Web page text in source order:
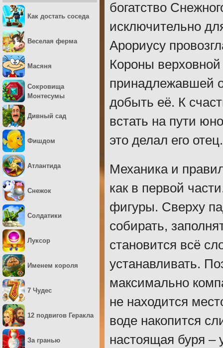
богатство
исключительно
Арориусу
Короны
принадлежавшей
добыть её. К
встать на пути
это делал его отец.
Механика и
как в первой
фигуры. Сверху
собирать,
становится всё
устанавливать.
максимально
не находится
воде накопится
настоящая буря –
Как достать соседа
Веселая ферма
Масяня
Сокровища
Монтесумы
Дивный сад
Фишдом
Атлантида
Снежок
Солдатики
Луксор
Именем короля
7 Чудес
12 подвигов Геракла
За гранью